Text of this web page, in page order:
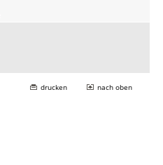
drucken nach oben